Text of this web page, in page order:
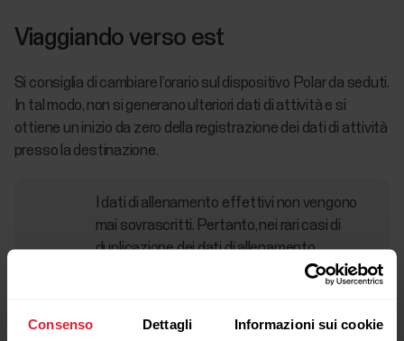
Consenso Dettagli Informazioni sui cookie
Viaggiando verso est
Si consiglia di cambiare l’orario sul dispositivo Polar da seduti.
In tal modo, non si generano ulteriori dati di attività e si
ottiene un inizio da zero della registrazione dei dati di attività
presso la destinazione.
I dati di allenamento effettivi non vengono
mai sovrascritti. Pertanto, nei rari casi di
duplicazione dei dati di allenamento,
entrambi gli allenamenti vengono visualizzati
recupero e Cronologia attività. Gli allenamenti